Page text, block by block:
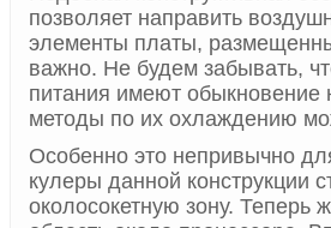
позволяет направить
элементы платы,
важно. Не будем забывать,
питания имеют обыкновение
методы по их охлаждению
Особенно это непривычно
кулеры данной конструкции
околосокетную зону.